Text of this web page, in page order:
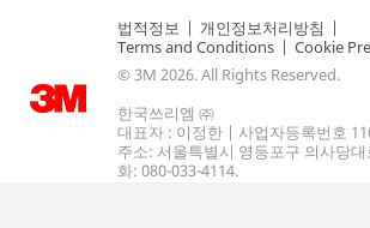
법적정보 | 개인정보처리방침 |
Terms and Conditions | Cookie
© 3M 2026. All Rights Reserved.
한국쓰리엠 ㈜
대표자 : 이정한 | 사업자등록번호
주소: 서울특별시 영등포구 의사당
화: 080-033-4114.